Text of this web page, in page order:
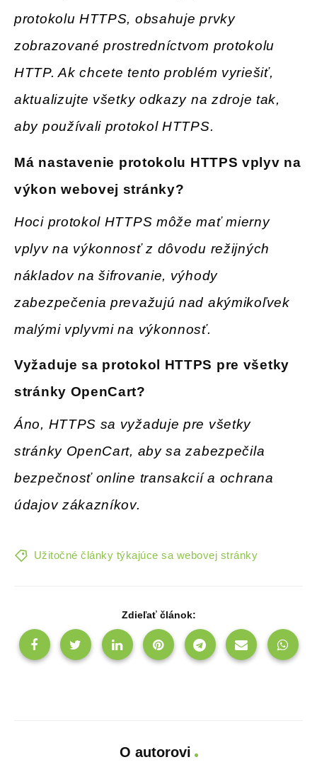
protokolu HTTPS, obsahuje prvky
zobrazované prostredníctvom protokolu
HTTP. Ak chcete tento problém vyriešiť,
aktualizujte všetky odkazy na zdroje tak,
aby používali protokol HTTPS.
Má nastavenie protokolu HTTPS vplyv na
výkon webovej stránky?
Hoci protokol HTTPS môže mať mierny
vplyv na výkonnosť z dôvodu režijných
nákladov na šifrovanie, výhody
zabezpečenia prevažujú nad akýmikoľvek
malými vplyvmi na výkonnosť.
Vyžaduje sa protokol HTTPS pre všetky
stránky OpenCart?
Áno, HTTPS sa vyžaduje pre všetky
stránky OpenCart, aby sa zabezpečila
bezpečnosť online transakcií a ochrana
údajov zákazníkov.
Užitočné články týkajúce sa webovej stránky
Zdieľať článok:
O autorovi